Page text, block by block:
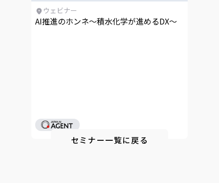
ウェビナー
AI推進のホンネ～積水化学が進めるDX～
セミナー一覧に戻る